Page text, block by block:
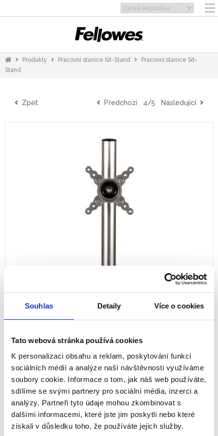
Souhlas Detaily Více o cookies
Tato webová stránka používá cookies
K personalizaci obsahu a reklam, poskytování funkcí
sociálních médií a analýze naší návštěvnosti využíváme
soubory cookie. Informace o tom, jak náš web používáte,
sdílíme se svými partnery pro sociální média, inzerci a
analýzy. Partneři tyto údaje mohou zkombinovat s
dalšími informacemi, které jste jim poskytli nebo které
získali v důsledku toho, že používáte jejich služby.
Produkty Pracovní stanice Sit-Stand
Pracovní stanice Sit-
Stand
Zpět Předchozí 4/5 Následující
Držák pro pracoviště Sit-Stand Lotus™
na 1 monitor
8042801